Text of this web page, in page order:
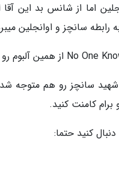
اما از شانس بد این
رابطه سانچز و اوانجلین
برام کامنت کنید.
کنید حتما: